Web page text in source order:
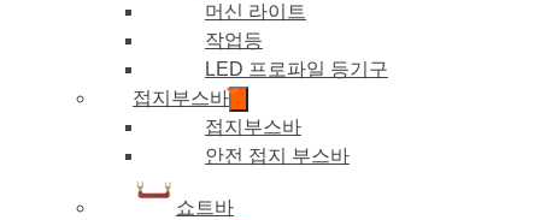
머신 라이트
작업등
LED 프로파일 등기구
접지부스바
접지부스바
안전 접지 부스바
쇼트바